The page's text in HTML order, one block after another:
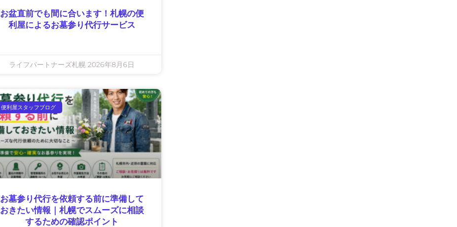
お盆直前でも間に合います！札幌の便
利屋によるお墓参り代行サービス
ライフパートナーズ札幌 2026年8月6日
便利屋スタッフブログ
お墓参り代行を依頼する前に準備して
おきたい情報｜札幌でスムーズに相談
するための確認ポイント